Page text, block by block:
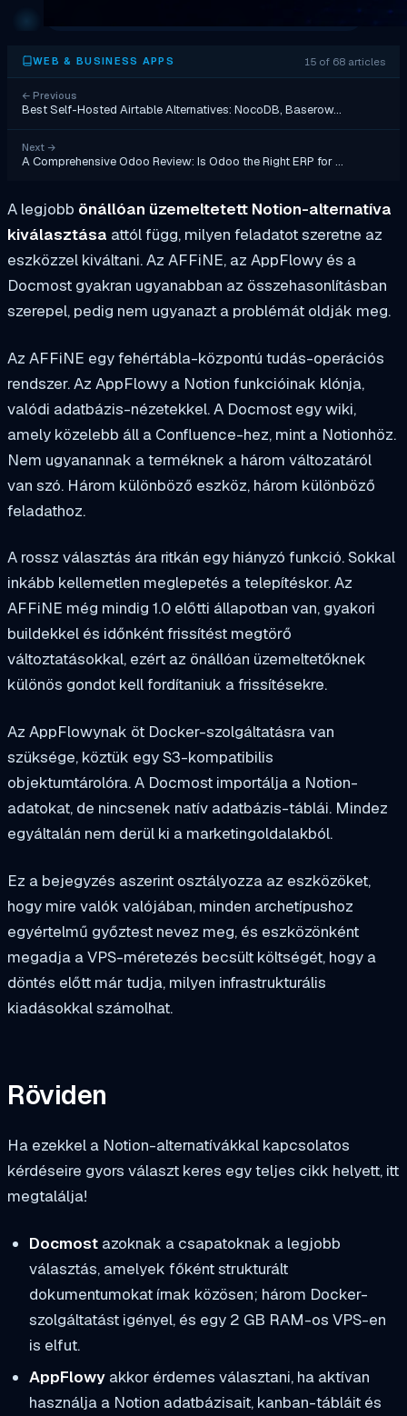
WEB & BUSINESS APPS 15 of 68 articles
← Previous
Best Self-Hosted Airtable Alternatives: NocoDB, Baserow…
Next →
A Comprehensive Odoo Review: Is Odoo the Right ERP for …
A legjobb önállóan üzemeltetett Notion-alternatíva
kiválasztása attól függ, milyen feladatot szeretne az
eszközzel kiváltani. Az AFFiNE, az AppFlowy és a
Docmost gyakran ugyanabban az összehasonlításban
szerepel, pedig nem ugyanazt a problémát oldják meg.
Az AFFiNE egy fehértábla-központú tudás-operációs
rendszer. Az AppFlowy a Notion funkcióinak klónja,
valódi adatbázis-nézetekkel. A Docmost egy wiki,
amely közelebb áll a Confluence-hez, mint a Notionhöz.
Nem ugyanannak a terméknek a három változatáról
van szó. Három különböző eszköz, három különböző
feladathoz.
A rossz választás ára ritkán egy hiányzó funkció. Sokkal
inkább kellemetlen meglepetés a telepítéskor. Az
AFFiNE még mindig 1.0 előtti állapotban van, gyakori
buildekkel és időnként frissítést megtörő
változtatásokkal, ezért az önállóan üzemeltetőknek
különös gondot kell fordítaniuk a frissítésekre.
Az AppFlowynak öt Docker-szolgáltatásra van
szüksége, köztük egy S3-kompatibilis
objektumtárolóra. A Docmost importálja a Notion-
adatokat, de nincsenek natív adatbázis-táblái. Mindez
egyáltalán nem derül ki a marketingoldalakból.
Ez a bejegyzés aszerint osztályozza az eszközöket,
hogy mire valók valójában, minden archetípushoz
egyértelmű győztest nevez meg, és eszközönként
megadja a VPS-méretezés becsült költségét, hogy a
döntés előtt már tudja, milyen infrastrukturális
kiadásokkal számolhat.
Röviden
Ha ezekkel a Notion-alternatívákkal kapcsolatos
kérdéseire gyors választ keres egy teljes cikk helyett, itt
megtalálja!
Docmostazoknak a csapatoknak a legjobb
választás, amelyek főként strukturált
dokumentumokat írnak közösen; három Docker-
szolgáltatást igényel, és egy 2 GB RAM-os VPS-en
is elfut.
AppFlowyakkor érdemes választani, ha aktívan
használja a Notion adatbázisait, kanban-tábláit és